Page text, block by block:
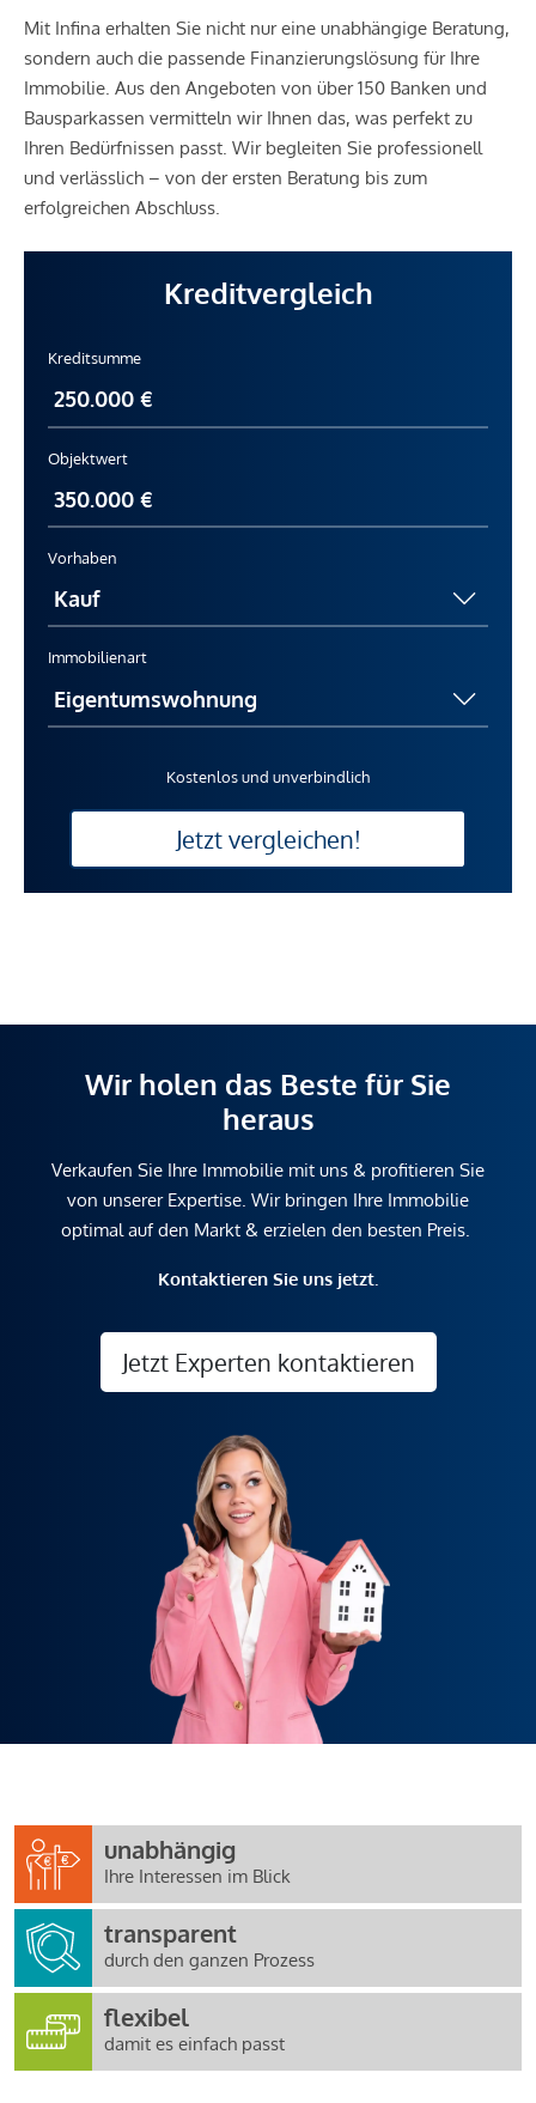
Mit Infina erhalten Sie nicht nur eine unabhängige Beratung,
sondern auch die passende Finanzierungslösung für Ihre
Immobilie. Aus den Angeboten von über 150 Banken und
Bausparkassen vermitteln wir Ihnen das, was perfekt zu
Ihren Bedürfnissen passt. Wir begleiten Sie professionell
und verlässlich – von der ersten Beratung bis zum
erfolgreichen Abschluss.
Kreditvergleich
Kreditsumme
Objektwert
Vorhaben
Immobilienart
Kostenlos und unverbindlich
Jetzt vergleichen!
Wir holen das Beste für Sie
heraus
Verkaufen Sie Ihre Immobilie mit uns & profitieren Sie
von unserer Expertise. Wir bringen Ihre Immobilie
optimal auf den Markt & erzielen den besten Preis.
Kontaktieren Sie uns jetzt.
Jetzt Experten kontaktieren
unabhängig
Ihre Interessen im Blick
transparent
durch den ganzen Prozess
flexibel
damit es einfach passt